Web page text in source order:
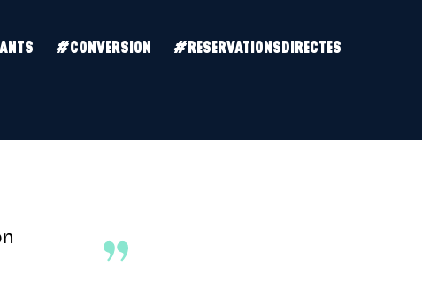
#CONVERSION #RESERVATIONSDIRECTES